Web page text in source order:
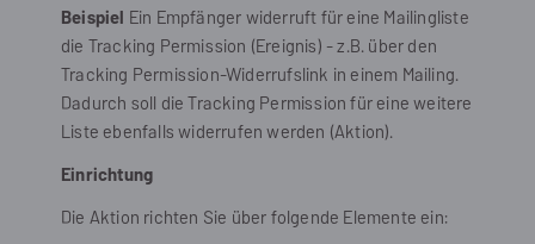
Beispiel Ein Empfänger widerruft für eine Mailingliste
die Tracking Permission (Ereignis) - z.B. über den
Tracking Permission-Widerrufslink in einem Mailing.
Dadurch soll die Tracking Permission für eine weitere
Liste ebenfalls widerrufen werden (Aktion).
Einrichtung
Die Aktion richten Sie über folgende Elemente ein: